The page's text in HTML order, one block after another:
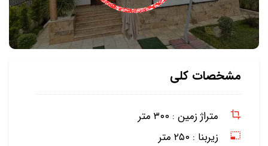
مشخصات کلی
متراژ زمین : ۳۰۰ متر
زیربنا : ۲۵۰ متر